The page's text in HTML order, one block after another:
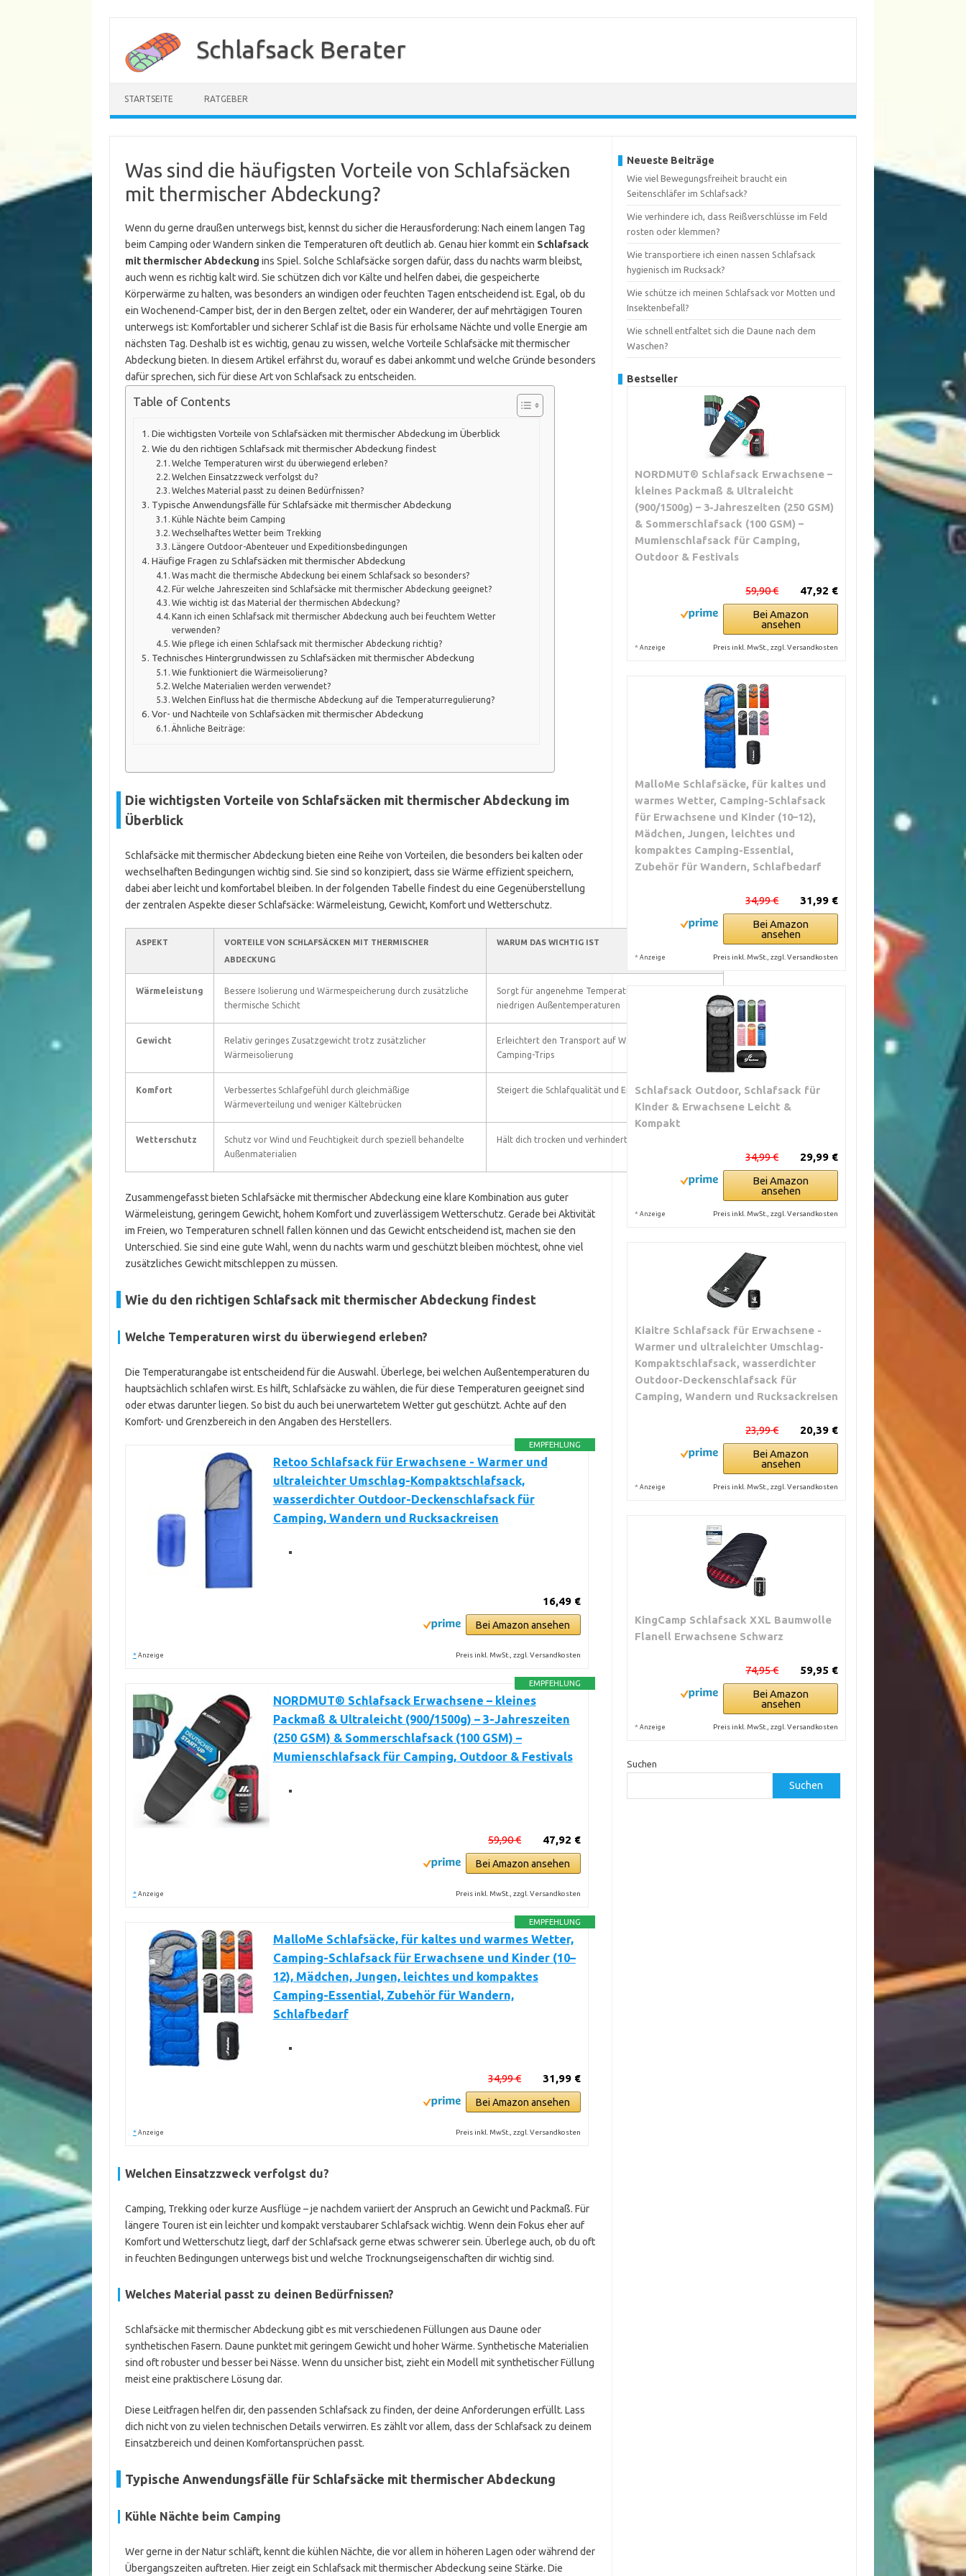
springen
Schlafsack Berater
STARTSEITE RATGEBER
Was sind die häufigsten Vorteile von Schlafsäcken
mit thermischer Abdeckung?
Wenn du gerne draußen unterwegs bist, kennst du sicher die Herausforderung: Nach einem langen Tag
beim Camping oder Wandern sinken die Temperaturen oft deutlich ab. Genau hier kommt ein Schlafsack
mit thermischer Abdeckung ins Spiel. Solche Schlafsäcke sorgen dafür, dass du nachts warm bleibst,
auch wenn es richtig kalt wird. Sie schützen dich vor Kälte und helfen dabei, die gespeicherte
Körperwärme zu halten, was besonders an windigen oder feuchten Tagen entscheidend ist. Egal, ob du
ein Wochenend-Camper bist, der in den Bergen zeltet, oder ein Wanderer, der auf mehrtägigen Touren
unterwegs ist: Komfortabler und sicherer Schlaf ist die Basis für erholsame Nächte und volle Energie am
nächsten Tag. Deshalb ist es wichtig, genau zu wissen, welche Vorteile Schlafsäcke mit thermischer
Abdeckung bieten. In diesem Artikel erfährst du, worauf es dabei ankommt und welche Gründe besonders
dafür sprechen, sich für diese Art von Schlafsack zu entscheiden.
Table of Contents
Die wichtigsten Vorteile von Schlafsäcken mit thermischer Abdeckung im Überblick
Wie du den richtigen Schlafsack mit thermischer Abdeckung findest
Welche Temperaturen wirst du überwiegend erleben?
Welchen Einsatzzweck verfolgst du?
Welches Material passt zu deinen Bedürfnissen?
Typische Anwendungsfälle für Schlafsäcke mit thermischer Abdeckung
Kühle Nächte beim Camping
Wechselhaftes Wetter beim Trekking
Längere Outdoor-Abenteuer und Expeditionsbedingungen
Häufige Fragen zu Schlafsäcken mit thermischer Abdeckung
Was macht die thermische Abdeckung bei einem Schlafsack so besonders?
Für welche Jahreszeiten sind Schlafsäcke mit thermischer Abdeckung geeignet?
Wie wichtig ist das Material der thermischen Abdeckung?
Kann ich einen Schlafsack mit thermischer Abdeckung auch bei feuchtem Wetter
verwenden?
Wie pflege ich einen Schlafsack mit thermischer Abdeckung richtig?
Technisches Hintergrundwissen zu Schlafsäcken mit thermischer Abdeckung
Wie funktioniert die Wärmeisolierung?
Welche Materialien werden verwendet?
Welchen Einfluss hat die thermische Abdeckung auf die Temperaturregulierung?
Vor- und Nachteile von Schlafsäcken mit thermischer Abdeckung
Ähnliche Beiträge:
Die wichtigsten Vorteile von Schlafsäcken mit thermischer Abdeckung im
Überblick
Schlafsäcke mit thermischer Abdeckung bieten eine Reihe von Vorteilen, die besonders bei kalten oder
wechselhaften Bedingungen wichtig sind. Sie sind so konzipiert, dass sie Wärme effizient speichern,
dabei aber leicht und komfortabel bleiben. In der folgenden Tabelle findest du eine Gegenüberstellung
der zentralen Aspekte dieser Schlafsäcke: Wärmeleistung, Gewicht, Komfort und Wetterschutz.
ASPEKT
VORTEILE VON SCHLAFSÄCKEN MIT THERMISCHER
ABDECKUNG
WARUM DAS WICHTIG IST
Wärmeleistung
Bessere Isolierung und Wärmespeicherung durch zusätzliche
thermische Schicht
Sorgt für angenehme Temperaturen selbst bei
niedrigen Außentemperaturen
Gewicht
Relativ geringes Zusatzgewicht trotz zusätzlicher
Wärmeisolierung
Erleichtert den Transport auf Wanderungen und
Camping-Trips
Komfort
Verbessertes Schlafgefühl durch gleichmäßige
Wärmeverteilung und weniger Kältebrücken
Steigert die Schlafqualität und Erholung
Wetterschutz
Schutz vor Wind und Feuchtigkeit durch speziell behandelte
Außenmaterialien
Hält dich trocken und verhindert Wärmeverlust
Zusammengefasst bieten Schlafsäcke mit thermischer Abdeckung eine klare Kombination aus guter
Wärmeleistung, geringem Gewicht, hohem Komfort und zuverlässigem Wetterschutz. Gerade bei Aktivität
im Freien, wo Temperaturen schnell fallen können und das Gewicht entscheidend ist, machen sie den
Unterschied. Sie sind eine gute Wahl, wenn du nachts warm und geschützt bleiben möchtest, ohne viel
zusätzliches Gewicht mitschleppen zu müssen.
Wie du den richtigen Schlafsack mit thermischer Abdeckung findest
Welche Temperaturen wirst du überwiegend erleben?
Die Temperaturangabe ist entscheidend für die Auswahl. Überlege, bei welchen Außentemperaturen du
hauptsächlich schlafen wirst. Es hilft, Schlafsäcke zu wählen, die für diese Temperaturen geeignet sind
oder etwas darunter liegen. So bist du auch bei unerwartetem Wetter gut geschützt. Achte auf den
Komfort- und Grenzbereich in den Angaben des Herstellers.
EMPFEHLUNG
Retoo Schlafsack für Erwachsene - Warmer und
ultraleichter Umschlag-Kompaktschlafsack,
wasserdichter Outdoor-Deckenschlafsack für
Camping, Wandern und Rucksackreisen
16,49 €
Bei Amazon ansehen
* Anzeige Preis inkl. MwSt., zzgl. Versandkosten
EMPFEHLUNG
NORDMUT® Schlafsack Erwachsene – kleines
Packmaß & Ultraleicht (900/1500g) – 3-Jahreszeiten
(250 GSM) & Sommerschlafsack (100 GSM) –
Mumienschlafsack für Camping, Outdoor & Festivals
47,92 €
59,90 €
Bei Amazon ansehen
* Anzeige Preis inkl. MwSt., zzgl. Versandkosten
EMPFEHLUNG
MalloMe Schlafsäcke, für kaltes und warmes Wetter,
Camping-Schlafsack für Erwachsene und Kinder (10–
12), Mädchen, Jungen, leichtes und kompaktes
Camping-Essential, Zubehör für Wandern,
Schlafbedarf
31,99 €
34,99 €
Bei Amazon ansehen
* Anzeige Preis inkl. MwSt., zzgl. Versandkosten
Welchen Einsatzzweck verfolgst du?
Camping, Trekking oder kurze Ausflüge – je nachdem variiert der Anspruch an Gewicht und Packmaß. Für
längere Touren ist ein leichter und kompakt verstaubarer Schlafsack wichtig. Wenn dein Fokus eher auf
Komfort und Wetterschutz liegt, darf der Schlafsack gerne etwas schwerer sein. Überlege auch, ob du oft
in feuchten Bedingungen unterwegs bist und welche Trocknungseigenschaften dir wichtig sind.
Welches Material passt zu deinen Bedürfnissen?
Schlafsäcke mit thermischer Abdeckung gibt es mit verschiedenen Füllungen aus Daune oder
synthetischen Fasern. Daune punktet mit geringem Gewicht und hoher Wärme. Synthetische Materialien
sind oft robuster und besser bei Nässe. Wenn du unsicher bist, zieht ein Modell mit synthetischer Füllung
meist eine praktischere Lösung dar.
Diese Leitfragen helfen dir, den passenden Schlafsack zu finden, der deine Anforderungen erfüllt. Lass
dich nicht von zu vielen technischen Details verwirren. Es zählt vor allem, dass der Schlafsack zu deinem
Einsatzbereich und deinen Komfortansprüchen passt.
Typische Anwendungsfälle für Schlafsäcke mit thermischer Abdeckung
Kühle Nächte beim Camping
Wer gerne in der Natur schläft, kennt die kühlen Nächte, die vor allem in höheren Lagen oder während der
Übergangszeiten auftreten. Hier zeigt ein Schlafsack mit thermischer Abdeckung seine Stärke. Die
Neueste Beiträge
Wie viel Bewegungsfreiheit braucht ein
Seitenschläfer im Schlafsack?
Wie verhindere ich, dass Reißverschlüsse im Feld
rosten oder klemmen?
Wie transportiere ich einen nassen Schlafsack
hygienisch im Rucksack?
Wie schütze ich meinen Schlafsack vor Motten und
Insektenbefall?
Wie schnell entfaltet sich die Daune nach dem
Waschen?
Bestseller
NORDMUT® Schlafsack Erwachsene –
kleines Packmaß & Ultraleicht
(900/1500g) – 3-Jahreszeiten (250 GSM)
& Sommerschlafsack (100 GSM) –
Mumienschlafsack für Camping,
Outdoor & Festivals
47,92 €
59,90 €
Bei Amazon
ansehen
* Anzeige Preis inkl. MwSt., zzgl. Versandkosten
MalloMe Schlafsäcke, für kaltes und
warmes Wetter, Camping-Schlafsack
für Erwachsene und Kinder (10–12),
Mädchen, Jungen, leichtes und
kompaktes Camping-Essential,
Zubehör für Wandern, Schlafbedarf
31,99 €
34,99 €
Bei Amazon
ansehen
* Anzeige Preis inkl. MwSt., zzgl. Versandkosten
Schlafsack Outdoor, Schlafsack für
Kinder & Erwachsene Leicht &
Kompakt
29,99 €
34,99 €
Bei Amazon
ansehen
* Anzeige Preis inkl. MwSt., zzgl. Versandkosten
Kiaitre Schlafsack für Erwachsene -
Warmer und ultraleichter Umschlag-
Kompaktschlafsack, wasserdichter
Outdoor-Deckenschlafsack für
Camping, Wandern und Rucksackreisen
20,39 €
23,99 €
Bei Amazon
ansehen
* Anzeige Preis inkl. MwSt., zzgl. Versandkosten
KingCamp Schlafsack XXL Baumwolle
Flanell Erwachsene Schwarz
59,95 €
74,95 €
Bei Amazon
ansehen
* Anzeige Preis inkl. MwSt., zzgl. Versandkosten
Suchen
Suchen